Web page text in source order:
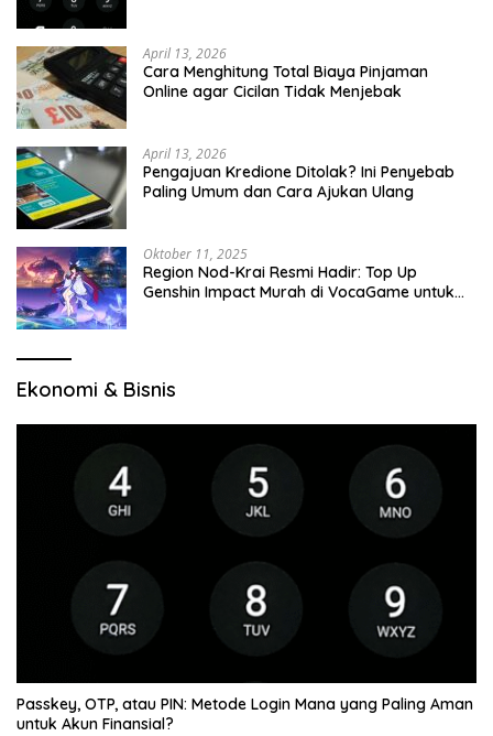
April 13, 2026
Cara Menghitung Total Biaya Pinjaman
Online agar Cicilan Tidak Menjebak
April 13, 2026
Pengajuan Kredione Ditolak? Ini Penyebab
Paling Umum dan Cara Ajukan Ulang
Oktober 11, 2025
Region Nod-Krai Resmi Hadir: Top Up
Genshin Impact Murah di VocaGame untuk
Ekonomi & Bisnis
Passkey, OTP, atau PIN: Metode Login Mana yang Paling Aman
untuk Akun Finansial?